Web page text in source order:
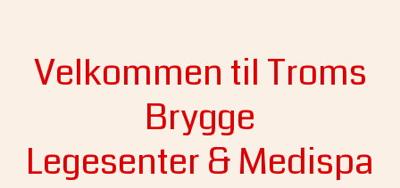
Velkommen til Troms
Brygge
Legesenter & Medispa